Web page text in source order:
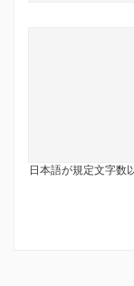
日本語が規定文字数